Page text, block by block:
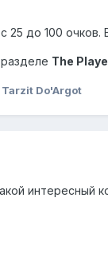
25 до 100
The
Tarzit Do'Argot
интересный